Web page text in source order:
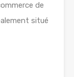
de
situé